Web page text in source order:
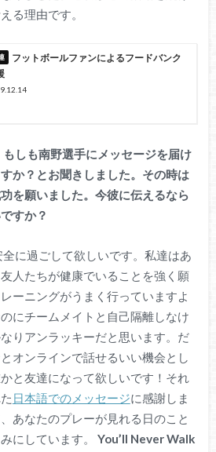
る理由です。
フットボールファンによるフードバンク
しも南野選手にメッセージを届け
か？とお聞きしました。その時は
を願いました。今彼に伝えるなら
すか？
に過ごして欲しいです。私達はあ
人たちが健康でいることを強く願
ーニングがうまく行っていますよ
にチームメイトと自己隔離しなけ
りアンラッキーだと思います。だ
オンラインで話せるいい機会とし
と友達になって欲しいです！それ
日本語でのメッセージに感謝しま
あなたのプレーが見れる日のこと
にしています。 You’ll Never Walk